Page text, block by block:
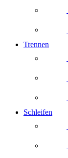
Trennen
Schleifen